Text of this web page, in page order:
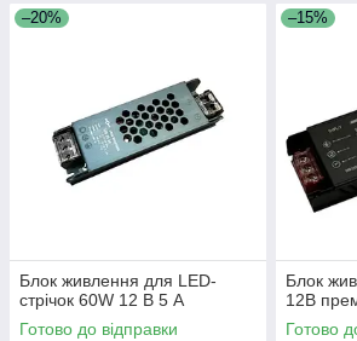
–20%
Блок живлення для LED-
стрічок 60W 12 В 5 А
Готово до відправки
–15%
Блок
12В
Готово